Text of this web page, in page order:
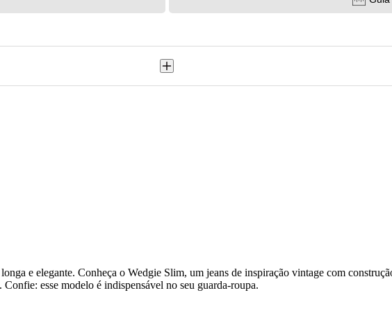
e elegante. Conheça o Wedgie Slim, um jeans de inspiração vintage com
esse modelo é indispensável no seu guarda-roupa.